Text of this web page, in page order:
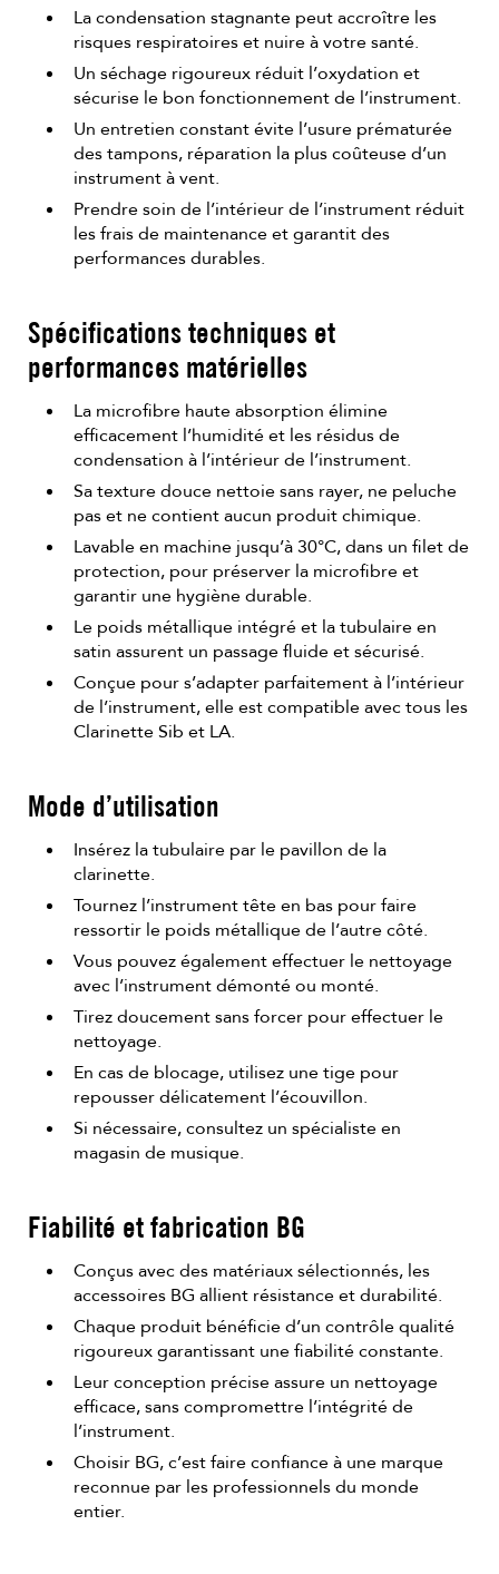
La condensation stagnante peut accroître les
risques respiratoires et nuire à votre santé.
Un séchage rigoureux réduit l’oxydation et
sécurise le bon fonctionnement de l’instrument.
Un entretien constant évite l’usure prématurée
des tampons, réparation la plus coûteuse d’un
instrument à vent.
Prendre soin de l’intérieur de l’instrument réduit
les frais de maintenance et garantit des
performances durables.
Spécifications techniques et
performances matérielles
La microfibre haute absorption élimine
efficacement l’humidité et les résidus de
condensation à l’intérieur de l’instrument.
Sa texture douce nettoie sans rayer, ne peluche
pas et ne contient aucun produit chimique.
Lavable en machine jusqu’à 30°C, dans un filet de
protection, pour préserver la microfibre et
garantir une hygiène durable.
Le poids métallique intégré et la tubulaire en
satin assurent un passage fluide et sécurisé.
Conçue pour s’adapter parfaitement à l’intérieur
de l’instrument, elle est compatible avec tous les
Clarinette Sib et LA.
Mode d’utilisation
Insérez la tubulaire par le pavillon de la
clarinette.
Tournez l’instrument tête en bas pour faire
ressortir le poids métallique de l’autre côté.
Vous pouvez également effectuer le nettoyage
avec l’instrument démonté ou monté.
Tirez doucement sans forcer pour effectuer le
nettoyage.
En cas de blocage, utilisez une tige pour
repousser délicatement l’écouvillon.
Si nécessaire, consultez un spécialiste en
magasin de musique.
Fiabilité et fabrication BG
Conçus avec des matériaux sélectionnés, les
accessoires BG allient résistance et durabilité.
Chaque produit bénéficie d’un contrôle qualité
rigoureux garantissant une fiabilité constante.
Leur conception précise assure un nettoyage
efficace, sans compromettre l’intégrité de
l’instrument.
Choisir BG, c’est faire confiance à une marque
reconnue par les professionnels du monde
entier.